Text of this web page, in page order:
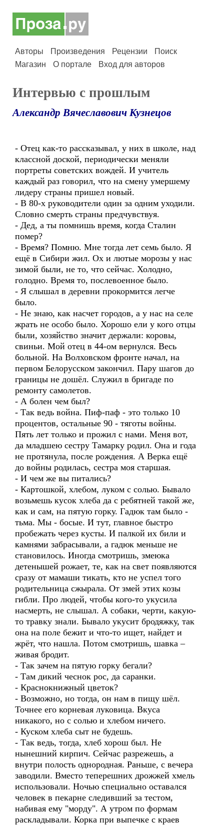
Авторы Произведения Рецензии
Поиск
Магазин
О портале Вход для авторов
Интервью с прошлым
Александр Вячеславович Кузнецов
- Отец как-то рассказывал, у них в школе, над
классной доской, периодически меняли
портреты советских вождей. И учитель
каждый раз говорил, что на смену умершему
лидеру страны пришел новый.
- В 80-х руководители один за одним уходили.
Словно смерть страны предчувствуя.
- Дед, а ты помнишь время, когда Сталин
помер?
- Время? Помню. Мне тогда лет семь было. Я
ещё в Сибири жил. Ох и лютые морозы у нас
зимой были, не то, что сейчас. Холодно,
голодно. Время то, послевоенное было.
- Я слышал в деревни прокормится легче
было.
- Не знаю, как насчет городов, а у нас на селе
жрать не особо было. Хорошо ели у кого отцы
были, хозяйство значит держали: коровы,
свиньи. Мой отец в 44-ом вернулся. Весь
больной. На Волховском фронте начал, на
первом Белорусском закончил. Пару шагов до
границы не дошёл. Служил в бригаде по
ремонту самолетов.
- А болен чем был?
- Так ведь война. Пиф-паф - это только 10
процентов, остальные 90 - тяготы войны.
Пять лет только и прожил с нами. Меня вот,
да младшею сестру Тамарку родил. Она и года
не протянула, после рождения. А Верка ещё
до войны родилась, сестра моя старшая.
- И чем же вы питались?
- Картошкой, хлебом, луком с солью. Бывало
возьмешь кусок хлеба да с ребятней такой же,
как и сам, на пятую горку. Гадюк там было -
тьма. Мы - босые. И тут, главное быстро
пробежать через кусты. И палкой их били и
камнями забрасывали, а гадюк меньше не
становилось. Иногда смотришь, змеюка
детенышей рожает, те, как на свет появляются
сразу от мамаши тикать, кто не успел того
родительница сжырала. От змей этих козы
гибли. Про людей, чтобы кого-то укусила
насмерть, не слышал. А собаки, черти, какую-
то травку знали. Бывало укусит бродяжку, так
она на поле бежит и что-то ищет, найдет и
жрёт, что нашла. Потом смотришь, шавка –
живая бродит.
- Так зачем на пятую горку бегали?
- Там дикий чеснок рос, да саранки.
- Краснокнижный цветок?
- Возможно, но тогда, он нам в пищу шёл.
Точнее его корневая луковица. Вкуса
никакого, но с солью и хлебом ничего.
- Куском хлеба сыт не будешь.
- Так ведь, тогда, хлеб хорош был. Не
нынешний кирпич. Сейчас разрежешь, а
внутри полость однородная. Раньше, с вечера
заводили. Вместо теперешних дрожжей хмель
использовали. Ночью специально оставался
человек в пекарне следивший за тестом,
набивая ему "морду". А утром по формам
раскладывали. Корка при выпечке с краев